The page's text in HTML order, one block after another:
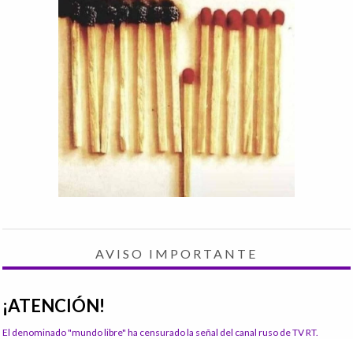
AVISO IMPORTANTE
¡ATENCIÓN!
El denominado "mundo libre" ha censurado la señal del canal ruso de TV RT.